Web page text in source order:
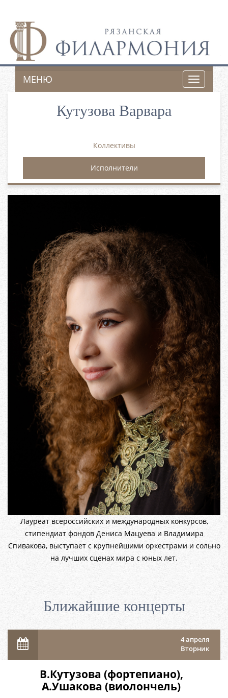
Toggle
МЕНЮ
Кутузова Варвара
Коллективы
Исполнители
Лауреат всероссийских и международных конкурсов,
стипендиат фондов Дениса Мацуева и Владимира
Спивакова, выступает с крупнейшими оркестрами и сольно
на лучших сценах мира с юных лет.
Ближайшие концерты
4 апреля
Вторник
В.Кутузова (фортепиано),
А.Ушакова (виолончель)